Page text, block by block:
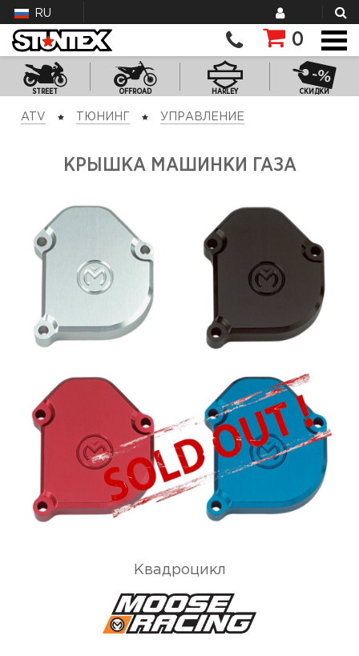
RU
0
STREET OFFROAD HARLEY СКИДКИ
ATV ТЮНИНГ УПРАВЛЕНИЕ
КРЫШКА МАШИНКИ ГАЗА
Квадроцикл